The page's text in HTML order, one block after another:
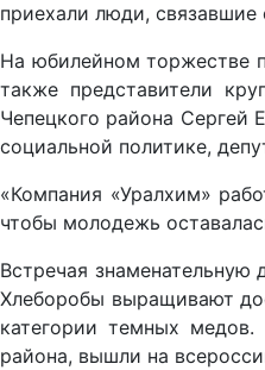
приехали люди,
На юбилейном торжестве
также представители
Чепецкого района Сергей
социальной политике,
«Компания «Уралхим»
чтобы молодежь
Встречая
Хлеборобы выращивают
категории темных
района, вышли на